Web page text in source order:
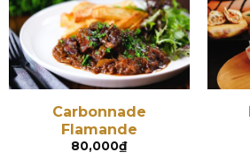
ra một món ăn thơm
ngon
Carbonnade
Flamande
80,000₫